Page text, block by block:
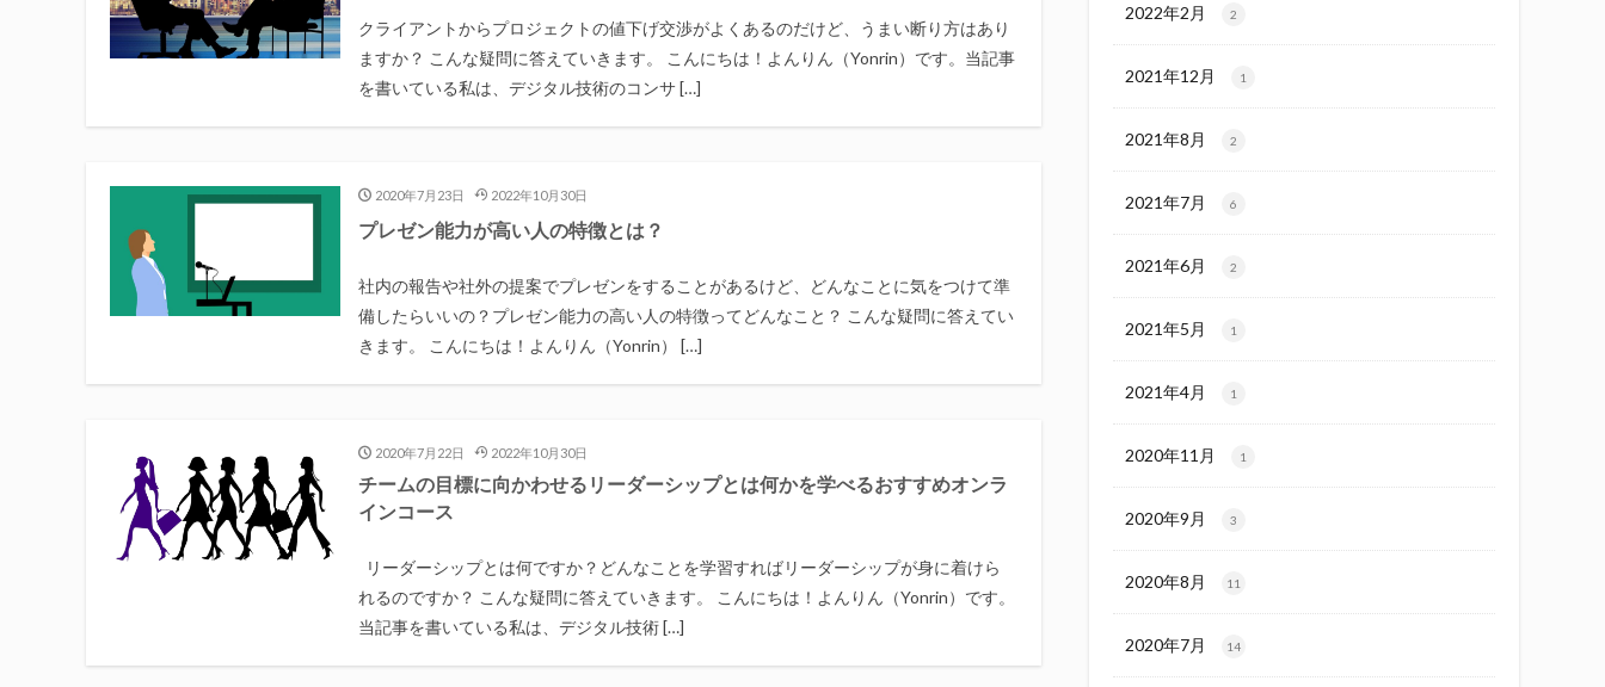
クライアントからプロジェクトの値下げ交渉がよくあるのだけど、うまい断り方はあり
ますか？ こんな疑問に答えていきます。 こんにちは！よんりん（Yonrin）です。当記事
を書いている私は、デジタル技術のコンサ […]
2020年7月23日 2022年10月30日
プレゼン能力が高い人の特徴とは？
社内の報告や社外の提案でプレゼンをすることがあるけど、どんなことに気をつけて準
備したらいいの？プレゼン能力の高い人の特徴ってどんなこと？ こんな疑問に答えてい
きます。 こんにちは！よんりん（Yonrin） […]
2020年7月22日 2022年10月30日
チームの目標に向かわせるリーダーシップとは何かを学べるおすすめオンラ
インコース
リーダーシップとは何ですか？どんなことを学習すればリーダーシップが身に着けら
れるのですか？ こんな疑問に答えていきます。 こんにちは！よんりん（Yonrin）です。
当記事を書いている私は、デジタル技術 […]
2022年2月 2
2021年12月 1
2021年8月 2
2021年7月 6
2021年6月 2
2021年5月 1
2021年4月 1
2020年11月 1
2020年9月 3
2020年8月 11
2020年7月 14